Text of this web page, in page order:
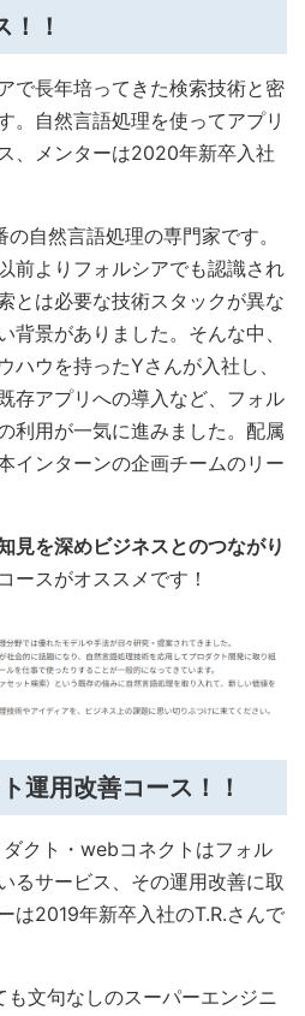
！！
で長年培ってきた検索技術と密
。自然言語処理を使ってアプリ
、メンターは2020年新卒入社
自然言語処理の専門家です。
前よりフォルシアでも認識され
とは必要な技術スタックが異な
背景がありました。そんな中、
ハウを持ったYさんが入社し、
存アプリへの導入など、フォル
利用が一気に進みました。配属
インターンの企画チームのリー
見を深めビジネスとのつながり
ースがオススメです！
運用改善コース！！
クト・webコネクトはフォル
るサービス、その運用改善に取
は2019年新卒入社のT.R.さんで
文句なしのスーパーエンジニ